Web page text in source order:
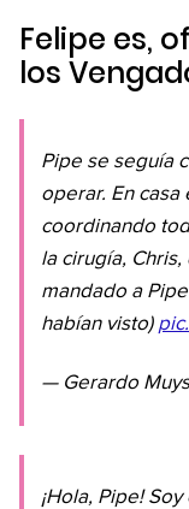
Felipe es,
los
Pipe se seguía
operar. En
coordinando
la cirugía,
mandado a
habían visto)
— Gerardo
¡Hola, Pipe!